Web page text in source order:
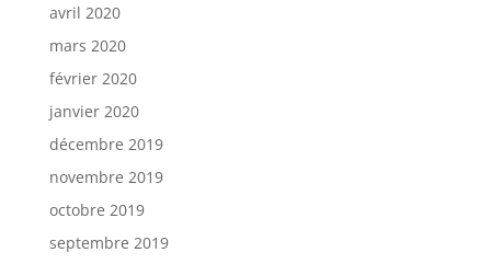
avril 2020
mars 2020
février 2020
janvier 2020
décembre 2019
novembre 2019
octobre 2019
septembre 2019